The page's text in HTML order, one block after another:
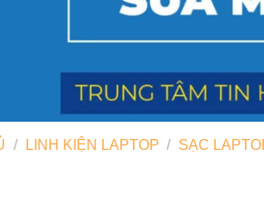
/ LINH KIỆN LAPTOP / SẠC